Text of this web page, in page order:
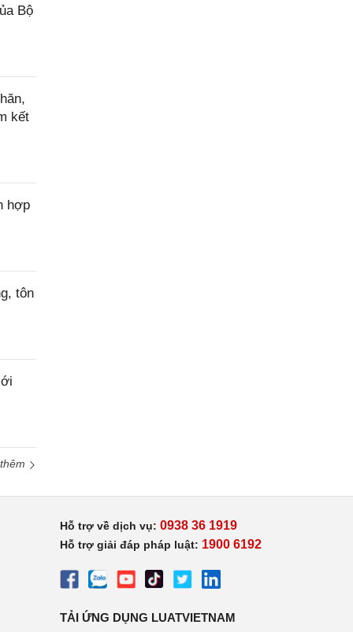
Bộ
kết
hợp
tôn
Hỗ trợ về dịch vụ: 0938 36 1919
Hỗ trợ giải đáp pháp luật: 1900 6192
TẢI ỨNG DỤNG LUATVIETNAM